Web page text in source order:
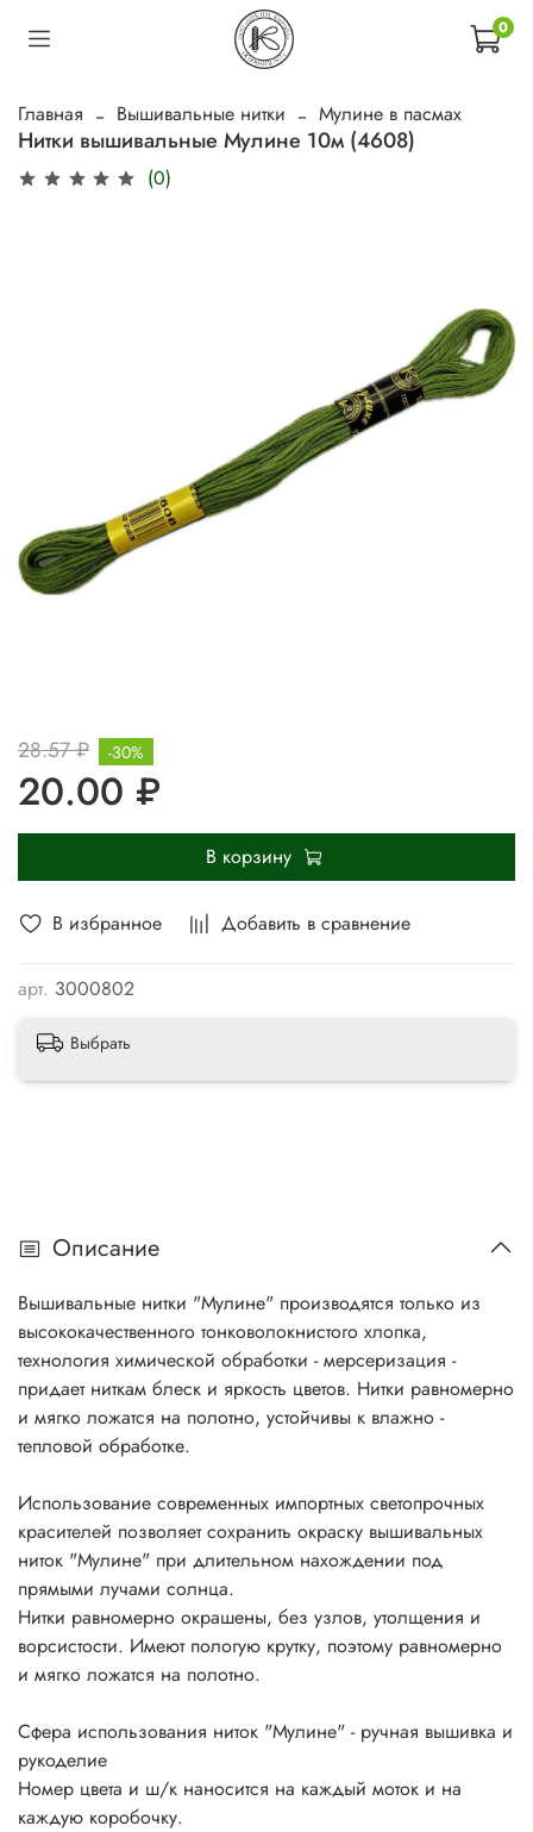
0
Главная Вышивальные нитки Мулине в пасмах
Нитки вышивальные Мулине 10м (4608)
(0)
В избранное Добавить в сравнение
арт. 3000802
28.57 ₽
20.00 ₽
-30%
В корзину
Выбрать
Описание
Вышивальные нитки "Мулине" производятся только из
высококачественного тонковолокнистого хлопка,
технология химической обработки - мерсеризация -
придает ниткам блеск и яркость цветов. Нитки равномерно
и мягко ложатся на полотно, устойчивы к влажно -
тепловой обработке.
Использование современных импортных светопрочных
красителей позволяет сохранить окраску вышивальных
ниток "Мулине" при длительном нахождении под
прямыми лучами солнца.
Нитки равномерно окрашены, без узлов, утолщения и
ворсистости. Имеют пологую крутку, поэтому равномерно
и мягко ложатся на полотно.
Сфера использования ниток "Мулине" - ручная вышивка и
рукоделие
Номер цвета и ш/к наносится на каждый моток и на
каждую коробочку.